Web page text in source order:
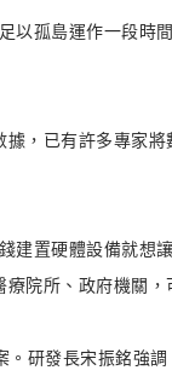
以孤島運作一段時
，已有許多專家
建置硬體設備就想
院所、政府機關，
研發長宋振銘強